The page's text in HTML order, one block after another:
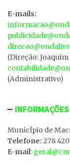
E-mails:
(Direção: Joaquim
(Administrativo)
MunicÍpio de
Telefone: 278
E-mail: